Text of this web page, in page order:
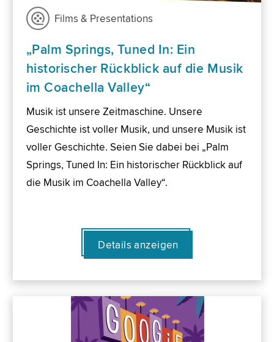
Films & Presentations
„Palm Springs, Tuned In: Ein
historischer Rückblick auf die Musik
im Coachella Valley“
Musik ist unsere Zeitmaschine. Unsere
Geschichte ist voller Musik, und unsere Musik ist
voller Geschichte. Seien Sie dabei bei „Palm
Springs, Tuned In: Ein historischer Rückblick auf
die Musik im Coachella Valley“.
Details anzeigen